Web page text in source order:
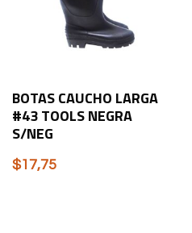
BOTAS CAUCHO LARGA
#43 TOOLS NEGRA
S/NEG
$17,75